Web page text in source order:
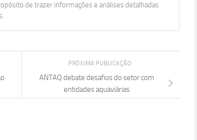
de trazer informações e análises detalhadas
PRÓXIMA PUBLICAÇÃO
ANTAQ debate desafios do setor com
entidades aquaviárias